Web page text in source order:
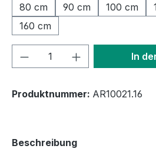
80 cm
90 cm 100 cm
160 cm
Produkt Anzahl: Gib
In
Produktnummer: AR10021.16
Beschreibung